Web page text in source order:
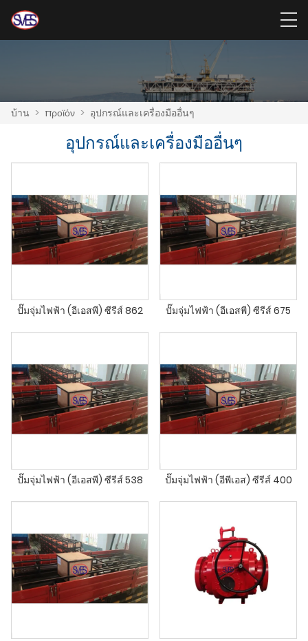
บ้าน > προϊόν > อุปกรณ์และเครื่องมืออื่นๆ
อุปกรณ์และเครื่องมืออื่นๆ
ปั๊มจุ่มไฟฟ้า (อีเอสพี) ซีรีส์ 862 ปั๊มจุ่มไฟฟ้า (อีเอสพี) ซีรีส์ 675
ปั๊มจุ่มไฟฟ้า (อีเอสพี) ซีรีส์ 538 ปั๊มจุ่มไฟฟ้า (อีพีเอส) ซีรีส์ 400